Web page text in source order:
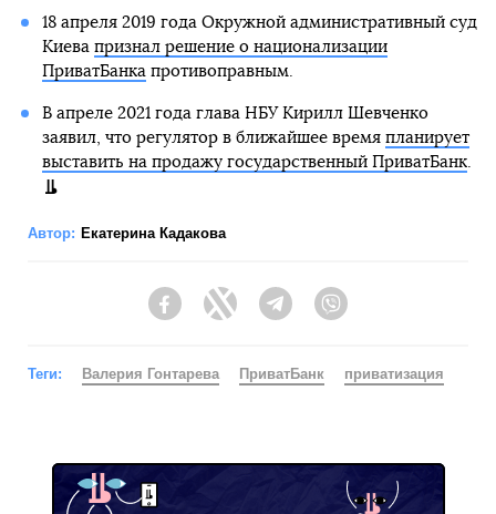
18 апреля 2019 года Окружной административный суд
Киева признал решение о национализации
ПриватБанкапротивоправным.
В апреле 2021 года глава НБУ Кирилл Шевченко
заявил, что регулятор в ближайшее время планирует
выставить на продажу государственный ПриватБанк.
Автор: Екатерина Кадакова
FacebookTwitter Telegram
Теги: Валерия Гонтарева ПриватБанк приватизация